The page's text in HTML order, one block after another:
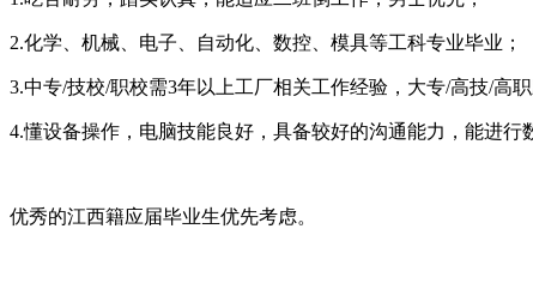
2.化学、机械、电子、自动化、数控、模具等工科专业毕业；
3.中专/技校/职校需3年以上工厂相关工作经验，大专/高技/高
4.懂设备操作，电脑技能良好，具备较好的沟通能力，能进行
优秀的江西籍应届毕业生优先考虑。